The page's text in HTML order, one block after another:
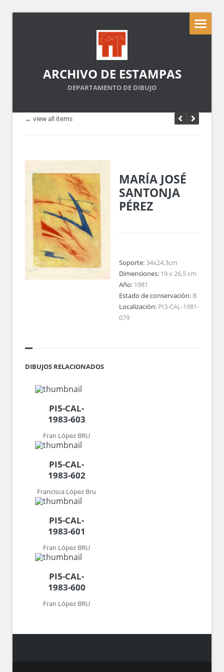
ARCHIVO DE ESTAMPAS
DEPARTAMENTO DE DIBUJO
← view all items
MARÍA JOSÉ
SANTONJA
PÉREZ
Soporte:34x24,3cm
Dimensiones: 19 x 26,5 cm
Año: 1981
Estado de conservación: B
Localización: PI3-CAL-1981-
079
DIBUJOS RELACIONADOS
PI5-CAL-
1983-603
Fran López BRU
PI5-CAL-
1983-602
Francisca López Bru
PI5-CAL-
1983-601
Fran López BRU
PI5-CAL-
1983-600
Fran López BRU